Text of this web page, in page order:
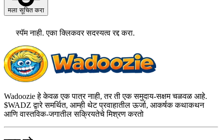
मला सूचित करा
स्पॅम नाही. एका क्लिकवर सदस्यत्व रद्द करा.
Wadoozie हे केवळ एक पात्र नाही, तर ती एक समुदाय-सक्षम चळवळ आहे.
$WADZ द्वारे समर्थित, आम्ही थेट प्रवाहातील ऊर्जा, आकर्षक कथाकथन
आणि वास्तविक-जगातील सक्रियतेचे मिश्रण करतो